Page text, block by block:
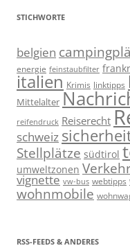
STICHWORTE
belgien
energie feinstaubfilter
italien Krimis linktipps
Mittelalter
reifendruck Reiserecht
schweiz
Stellplätze südtirol
umweltzonen
vignette vw-bus webtipps
wohnmobile
RSS-FEEDS & ANDERES